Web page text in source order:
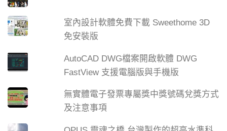
室內設計軟體免費下載 Sweethome 3D
免安裝版
AutoCAD DWG檔案開啟軟體 DWG
FastView 支援電腦版與手機版
無實體電子發票專屬獎中獎號碼兌獎方式
及注意事項